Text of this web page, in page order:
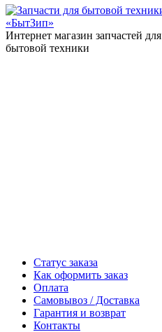
Интернет магазин запчастей для
бытовой техники
Статус заказа
Как оформить заказ
Оплата
Самовывоз / Доставка
Гарантия и возврат
Контакты